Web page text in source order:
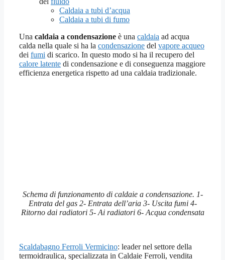
Caldaia a tubi d’acqua
Caldaia a tubi di fumo
Una caldaia a condensazione è una caldaia ad acqua
calda nella quale si ha la condensazione del vapore acqueo
dei fumi di scarico. In questo modo si ha il recupero del
calore latente di condensazione e di conseguenza maggiore
efficienza energetica rispetto ad una caldaia tradizionale.
Schema di funzionamento di caldaie a condensazione. 1-
Entrata del gas 2- Entrata dell’aria 3- Uscita fumi 4-
Ritorno dai radiatori 5- Ai radiatori 6- Acqua condensata
Scaldabagno Ferroli Vermicino: leader nel settore della
termoidraulica, specializzata in Caldaie Ferroli, vendita